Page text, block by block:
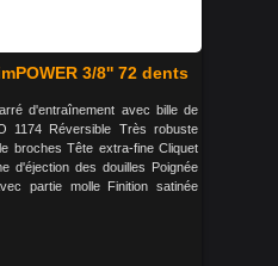
3/8'' 72 dents
d'entraînement avec bille de
1174 Réversible Très robuste
broches Tête extra-fine Cliquet
d'éjection des douilles Poignée
partie molle Finition satinée